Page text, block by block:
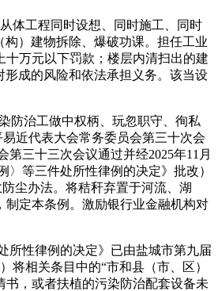
体工程同时设想、同时施工、同时
）建物拆除、爆破功课。担任工业
万元以下罚款；楼层内清扫出的建
成的风险和依法承担义务。该当设
防治工做中权柄、玩忽职守、徇私
近代表大会常务委员会第三十次会
三十三次会议通过并经2025年11月
等三件处所性律例的决定》批改）
尘办法。将秸秆弃置于河流、湖
制定本条例。激励银行业金融机构对
性律例的决定》已由盐城市第九届
将相关条目中的“市和县（市、区）
书，或者扶植的污染防治配套设备未